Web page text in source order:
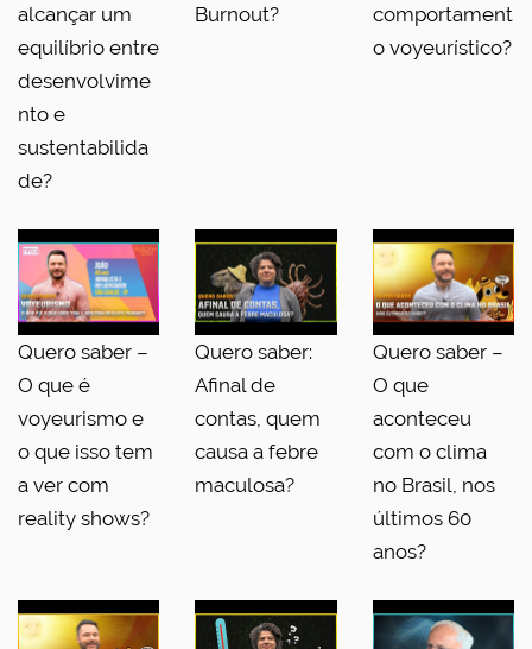
alcançar um
equilíbrio entre
desenvolvime
nto e
sustentabilida
de?
Burnout?
comportament
o voyeurístico?
Quero saber –
O que é
voyeurismo e
o que isso tem
a ver com
reality shows?
Quero saber:
Afinal de
contas, quem
causa a febre
maculosa?
Quero saber –
O que
aconteceu
com o clima
no Brasil, nos
últimos 60
anos?